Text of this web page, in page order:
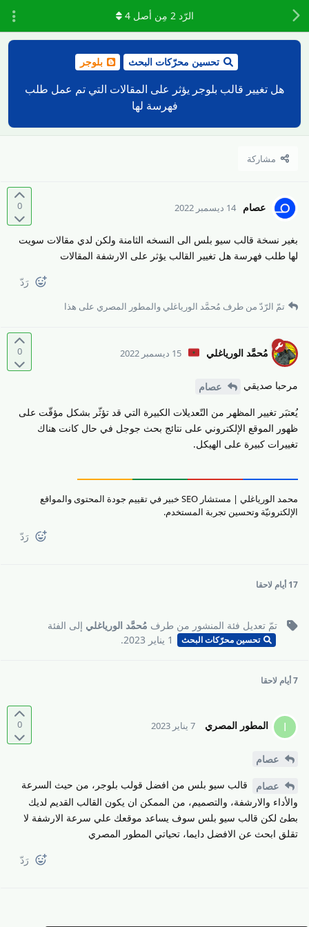
تحسين محرّكات البحث بلوجر
هل تغيير قالب بلوجر يؤثر على المقالات التي تم عمل طلب
فهرسة لها
مشاركة
الرّد2 مِن أصل4
0 عصام 14 ديسمبر 2022
بغير نسخة قالب سيو بلس الى النسخه الثامنة ولكن لدي مقالات سويت
لها طلب فهرسة هل تغيير القالب يؤثر على الارشفة المقالات
رَدّ
تمّ الرّدّ من طرف مُحمَّد الورياغلي والمطور المصري على هذا
0 مُحمَّد الورياغلي 15 ديسمبر 2022
مرحبا صديقي
عصام
يُعتبَر تغيير المظهر من التّعديلات الكبيرة التي قد تؤثّر بشكل مؤقّت على
ظهور الموقع الإلكتروني على نتائج بحث جوجل في حال كانت هناك
تغييرات كبيرة على الهيكل.
محمد الورياغلي | مستشار SEO خبير في تقييم جودة المحتوى والمواقع
الإلكترونيّة وتحسين تجربة المستخدم.
رَدّ
17 أيام لاحقا
تمّ تعديل فئة المنشور من طرف مُحمَّد الورياغلي إلى الفئة
تحسين محرّكات البحث 1 يناير 2023 .
7 أيام لاحقا
0 ا المطور المصري 7 يناير 2023
عصام
عصام
قالب سيو بلس من افضل قولب بلوجر، من حيث السرعة
والأداء والارشفة، والتصميم، من الممكن ان يكون القالب القديم لديك
بطئ لكن قالب سيو بلس سوف يساعد موقعك علي سرعة الارشفة لا
تقلق ابحث عن الافضل دايما، تحياتي المطور المصري
رَدّ